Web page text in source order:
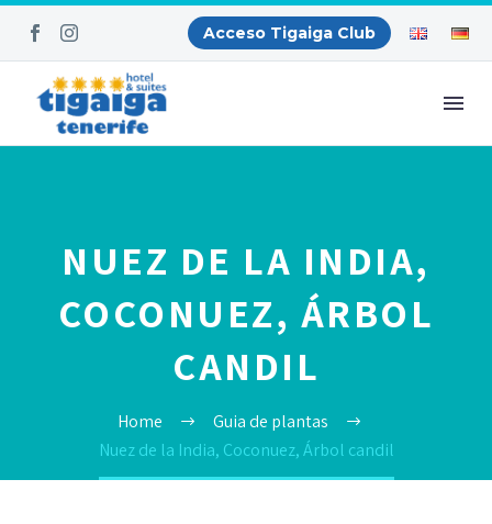
Acceso Tigaiga Club
NUEZ DE LA INDIA,
COCONUEZ, ÁRBOL
CANDIL
Home
Guia de plantas
Nuez de la India, Coconuez, Árbol candil